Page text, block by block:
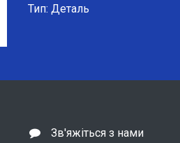
Тип: Деталь
Зв'яжіться з нами